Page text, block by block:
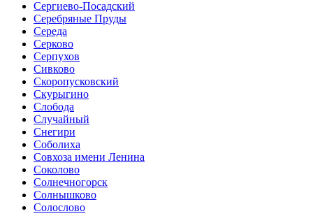
Сергиево-Посадский
Серебряные Пруды
Середа
Серково
Серпухов
Сивково
Скоропусковский
Скурыгино
Слобода
Случайный
Снегири
Соболиха
Совхоза имени Ленина
Соколово
Солнечногорск
Солнышково
Солослово